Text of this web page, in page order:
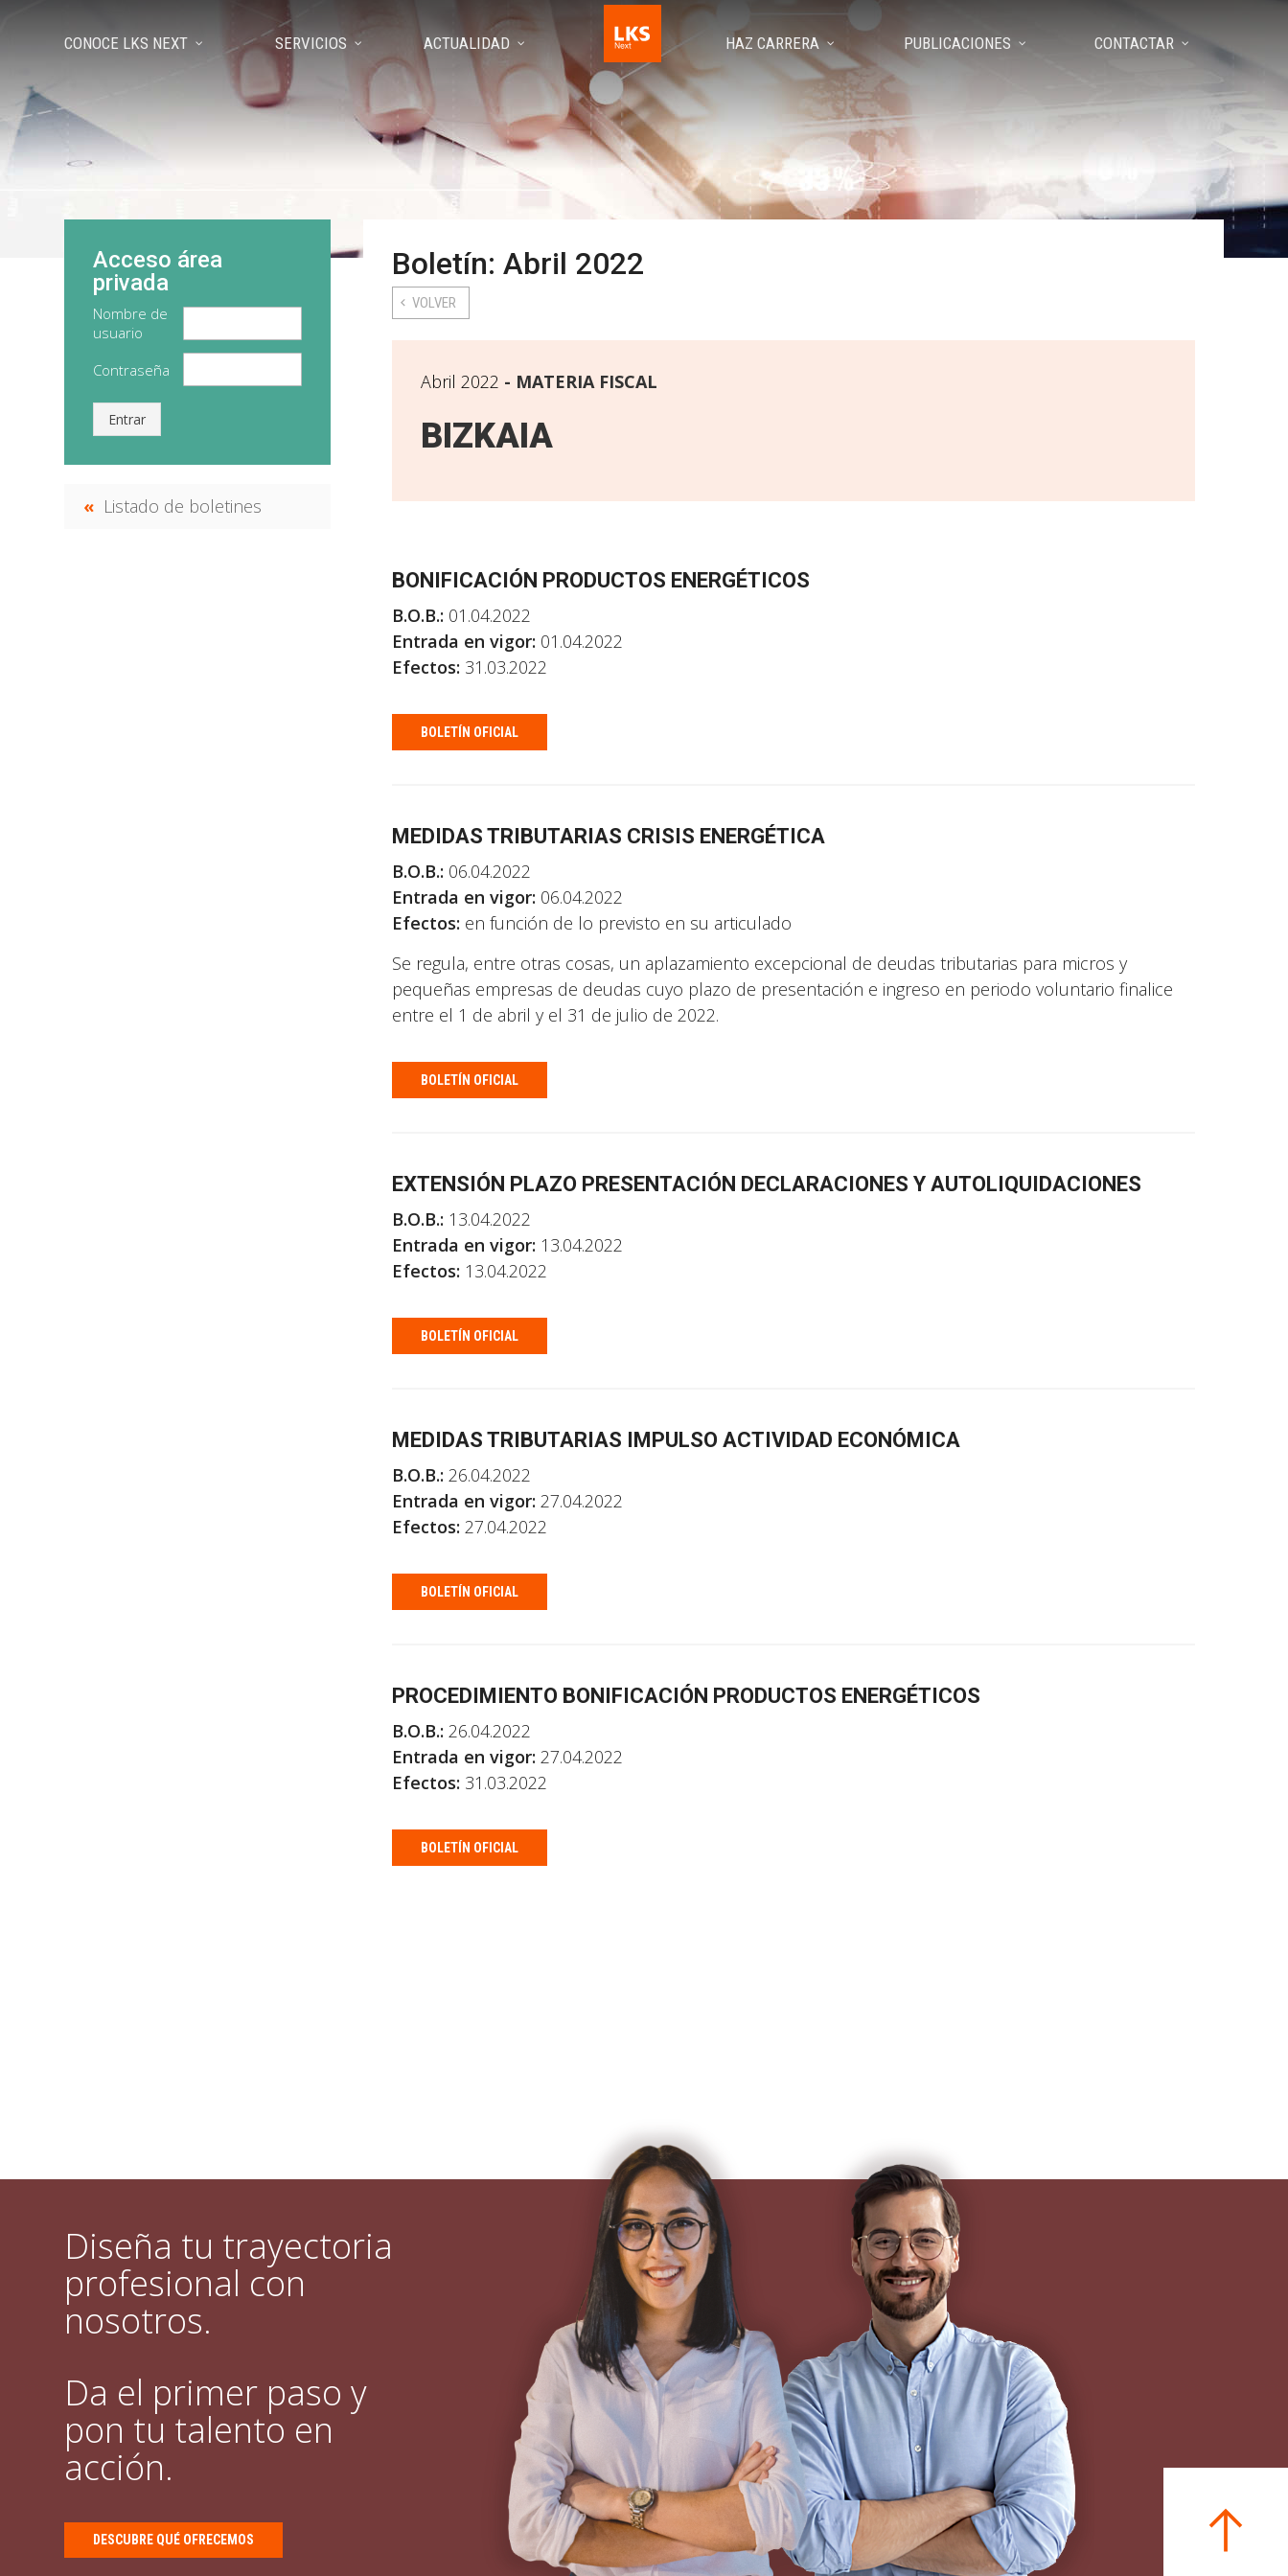
CONOCE LKS NEXT SERVICIOS ACTUALIDAD HAZ CARRERA PUBLICACIONES CONTACTAR
Boletín: Abril 2022
VOLVER
Abril 2022 MATERIA FISCAL
BIZKAIA
BONIFICACIÓN PRODUCTOS ENERGÉTICOS
B.O.B.: 01.04.2022
Entrada en vigor: 01.04.2022
Efectos: 31.03.2022
BOLETÍN OFICIAL
MEDIDAS TRIBUTARIAS CRISIS ENERGÉTICA
B.O.B.: 06.04.2022
Entrada en vigor: 06.04.2022
Efectos: en función de lo previsto en su articulado
Se regula, entre otras cosas, un aplazamiento excepcional de deudas tributarias para micros y
pequeñas empresas de deudas cuyo plazo de presentación e ingreso en periodo voluntario finalice
entre el 1 de abril y el 31 de julio de 2022.
BOLETÍN OFICIAL
EXTENSIÓN PLAZO PRESENTACIÓN DECLARACIONES Y AUTOLIQUIDACIONES
B.O.B.: 13.04.2022
Entrada en vigor: 13.04.2022
Efectos: 13.04.2022
BOLETÍN OFICIAL
MEDIDAS TRIBUTARIAS IMPULSO ACTIVIDAD ECONÓMICA
B.O.B.: 26.04.2022
Entrada en vigor: 27.04.2022
Efectos: 27.04.2022
BOLETÍN OFICIAL
PROCEDIMIENTO BONIFICACIÓN PRODUCTOS ENERGÉTICOS
B.O.B.: 26.04.2022
Entrada en vigor: 27.04.2022
Efectos: 31.03.2022
BOLETÍN OFICIAL
Acceso área
privada
Nombre de
usuario
Contraseña
Entrar
Listado de boletines
Diseña tu trayectoria
profesional con
nosotros.
Da el primer paso y
pon tu talento en
acción.
DESCUBRE QUÉ OFRECEMOS